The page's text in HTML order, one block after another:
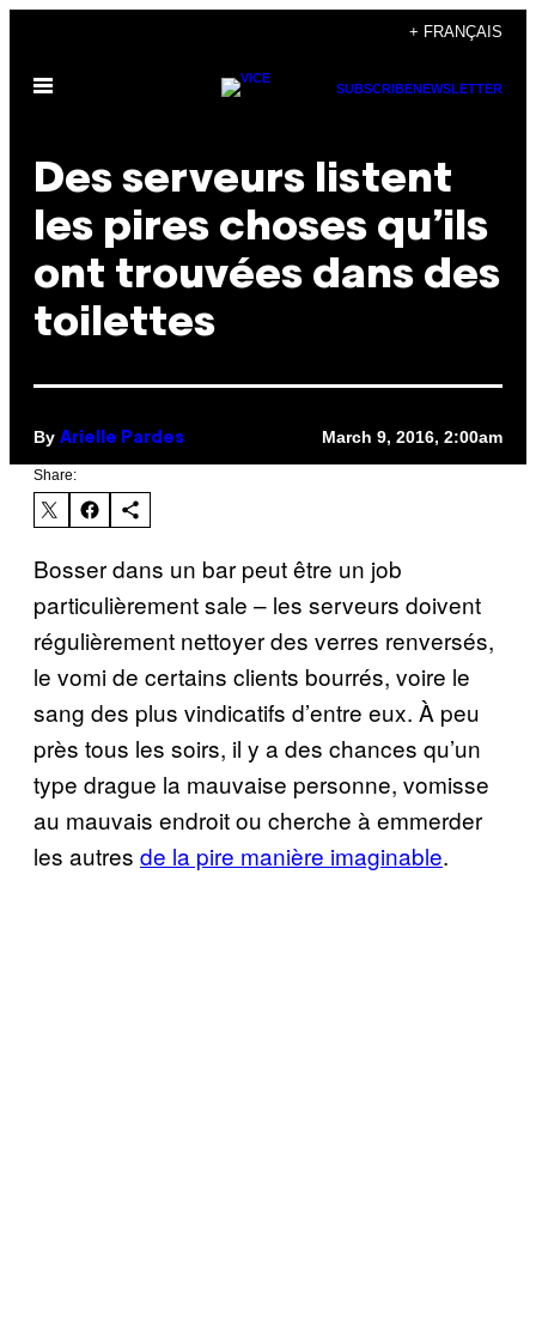
content
+ FRANÇAIS
Open
SUBSCRIBENEWSLETTER
Des serveurs listent
les pires choses qu’ils
ont trouvées dans des
toilettes
By Arielle Pardes March 9, 2016, 2:00am
Share:
Bosser dans un bar peut être un job
particulièrement sale – les serveurs doivent
régulièrement nettoyer des verres renversés,
le vomi de certains clients bourrés, voire le
sang des plus vindicatifs d’entre eux. À peu
près tous les soirs, il y a des chances qu’un
type drague la mauvaise personne, vomisse
au mauvais endroit ou cherche à emmerder
les autres de la pire manière imaginable.